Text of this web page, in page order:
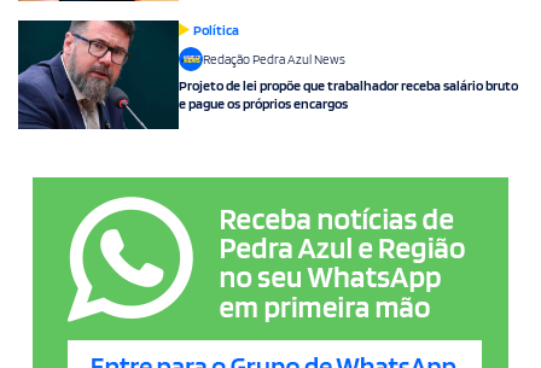
Política
Redação Pedra Azul News
Projeto de lei propõe que trabalhador receba salário bruto
e pague os próprios encargos